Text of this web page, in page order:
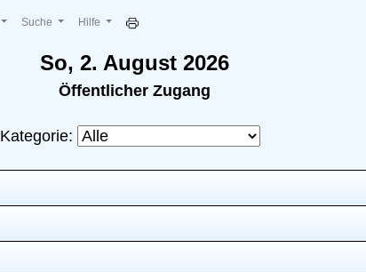
Suche Hilfe
So, 2. August 2026
Öffentlicher Zugang
Kategorie: